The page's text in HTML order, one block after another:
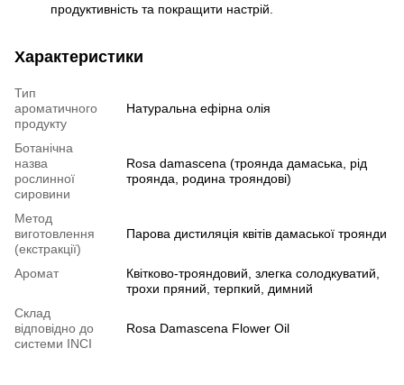
продуктивність та покращити настрій.
Характеристики
Тип
ароматичного
продукту
Натуральна ефірна олія
Ботанічна
назва
рослинної
сировини
Rosa damascena (троянда дамаська, рід
троянда, родина трояндові)
Метод
виготовлення
(екстракції)
Парова дистиляція квітів дамаської троянди
Аромат
Квітково-трояндовий, злегка солодкуватий,
трохи пряний, терпкий, димний
Склад
відповідно до
системи INCI
Rosa Damascena Flower Oil